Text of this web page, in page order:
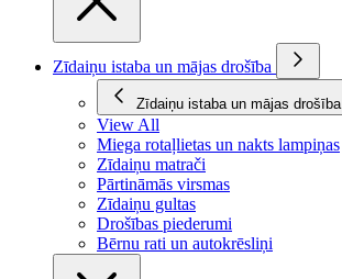
Zīdaiņu istaba un mājas drošība
Zīdaiņu istaba un mājas drošība
View All
Miega rotaļlietas un nakts lampiņas
Zīdaiņu matrači
Pārtināmās virsmas
Zīdaiņu gultas
Drošības piederumi
Bērnu rati un autokrēsliņi